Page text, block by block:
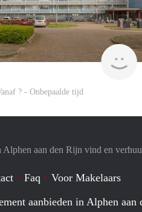
? - Onbepaalde tijd
Alphen aan den Rijn vind en
Faq
Voor Makelaars
aanbieden in Alphen aan